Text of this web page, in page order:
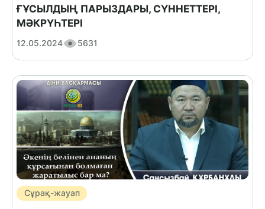
ҒҰСЫЛДЫҢ ПАРЫЗДАРЫ, СҮННЕТТЕРІ,
МӘКРҮҺТЕРІ
12.05.2024 5631
Сұрақ-жауап